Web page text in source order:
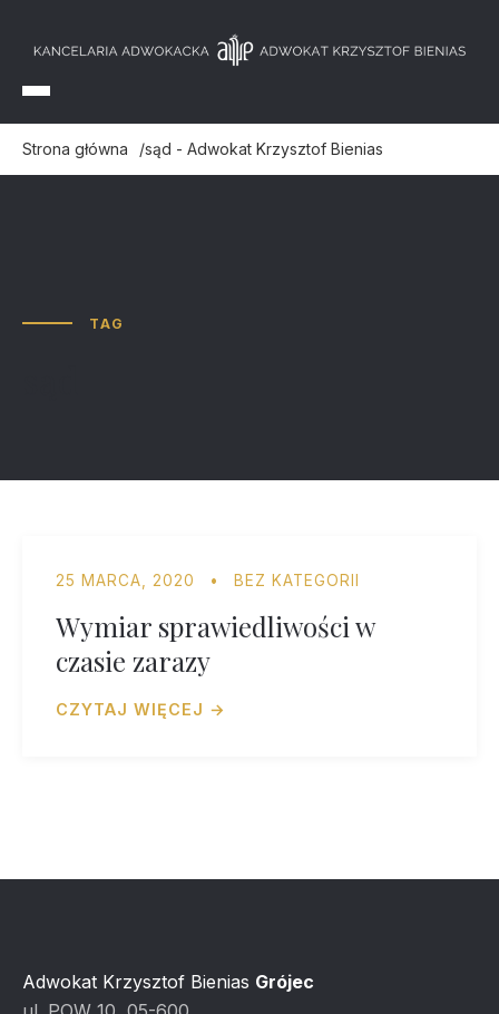
Strona główna sąd - Adwokat Krzysztof Bienias
TAG
25 MARCA, 2020 • BEZ KATEGORII
Wymiar sprawiedliwości w
czasie zarazy
CZYTAJ WIĘCEJ →
Adwokat Krzysztof Bienias Grójec